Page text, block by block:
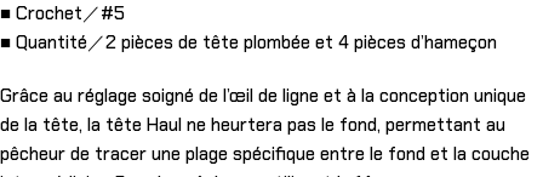
■ Crochet／#5
■ Quantité／2 pièces de tête plombée et 4 pièces d’hameçon
Grâce au réglage soigné de l’œil de ligne et à la conception unique
de la tête, la tête Haul ne heurtera pas le fond, permettant au
pêcheur de tracer une plage spécifique entre le fond et la couche